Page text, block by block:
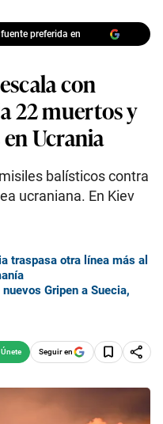
preferida en
con
22 muertos y
Ucrania
balísticos contra
ucraniana. En Kiev
traspasa otra línea más al
Gripen a Suecia,
Seguir en